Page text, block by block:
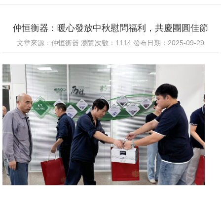
仲恒衡器：暖心發放中秋慰問福利，共慶團圓佳節
文章來源：仲恒衡器 瀏覽次數：1114 發布日期：2025-09-29